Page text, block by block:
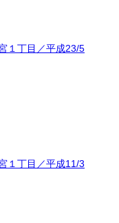
１丁目／平成23/5
１丁目／平成11/3